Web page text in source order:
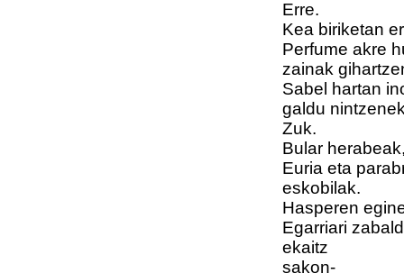
Erre.
Kea biriketan
Perfume akre
zainak
Sabel hartan
galdu
Zuk.
Bular
Euria eta
eskobilak.
Hasperen
Egarriari
ekaitz
sakon-